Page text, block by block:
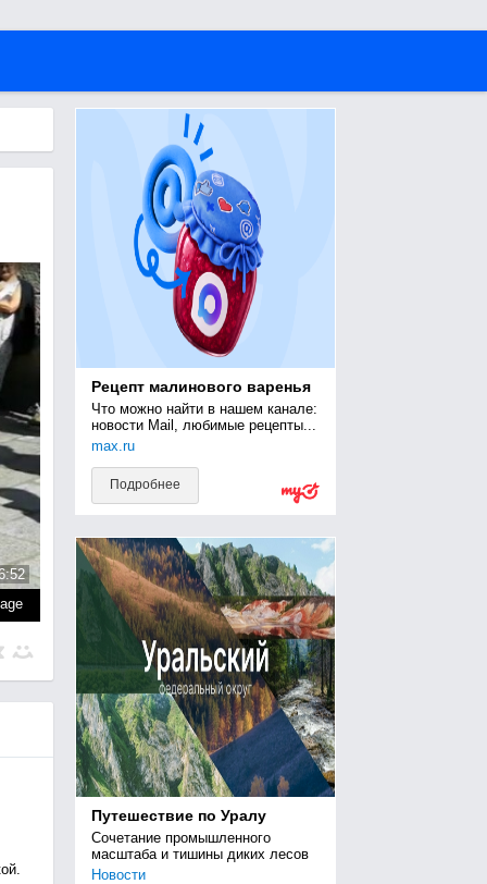
Рецепт малинового варенья
Что можно найти в нашем канале:
новости Mail, любимые рецепты...
max.ru
Подробнее
Путешествие по Уралу
Сочетание промышленного
масштаба и тишины диких лесов
Новости